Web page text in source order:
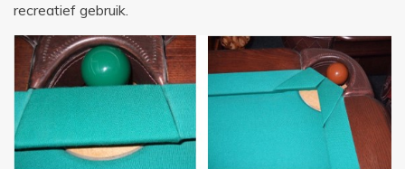
recreatief gebruik.